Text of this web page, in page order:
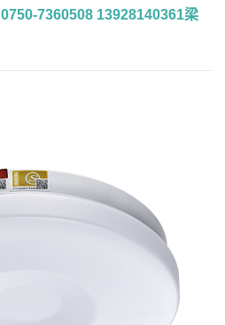
0750-7360508 13928140361梁